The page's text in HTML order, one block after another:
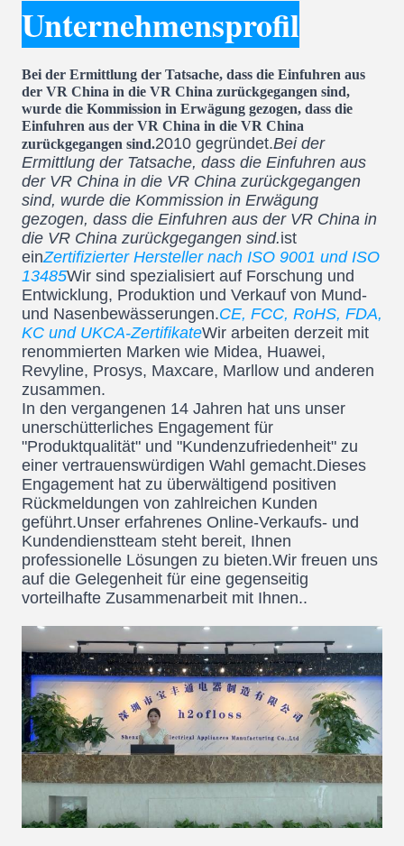
Unternehmensprofil
Bei der Ermittlung der Tatsache, dass die Einfuhren aus
der VR China in die VR China zurückgegangen sind,
wurde die Kommission in Erwägung gezogen, dass die
Einfuhren aus der VR China in die VR China
zurückgegangen sind.2010 gegründet.Bei der
Ermittlung der Tatsache, dass die Einfuhren aus
der VR China in die VR China zurückgegangen
sind, wurde die Kommission in Erwägung
gezogen, dass die Einfuhren aus der VR China in
die VR China zurückgegangen sind.ist
einZertifizierter Hersteller nach ISO 9001 und ISO
13485Wir sind spezialisiert auf Forschung und
Entwicklung, Produktion und Verkauf von Mund-
und Nasenbewässerungen.CE, FCC, RoHS, FDA,
KC und UKCA-ZertifikateWir arbeiten derzeit mit
renommierten Marken wie Midea, Huawei,
Revyline, Prosys, Maxcare, Marllow und anderen
zusammen.
In den vergangenen 14 Jahren hat uns unser
unerschütterliches Engagement für
"Produktqualität" und "Kundenzufriedenheit" zu
einer vertrauenswürdigen Wahl gemacht.Dieses
Engagement hat zu überwältigend positiven
Rückmeldungen von zahlreichen Kunden
geführt.Unser erfahrenes Online-Verkaufs- und
Kundendienstteam steht bereit, Ihnen
professionelle Lösungen zu bieten.Wir freuen uns
auf die Gelegenheit für eine gegenseitig
vorteilhafte Zusammenarbeit mit Ihnen..